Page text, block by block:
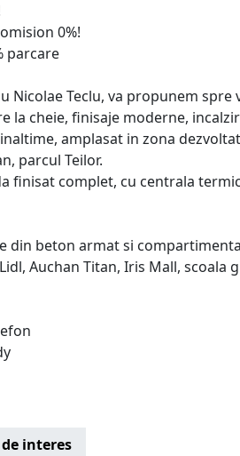
0%!
parcare
Nicolae Teclu, va propunem
la cheie, finisaje moderne,
amplasat in zona
parcul Teilor.
finisat complet, cu centrala
din beton armat si
Auchan Titan, Iris Mall, scoala
interes